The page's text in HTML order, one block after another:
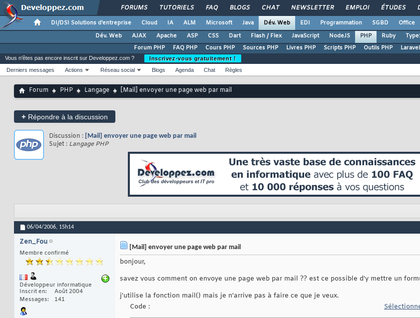
FORUMS TUTORIELS FAQ BLOGS CHAT NEWSLETTER EMPLOI ÉTUDES
DI/DSI Solutions d'entreprise Cloud IA ALM Microsoft Java Dév. Web EDI Programmation SGBD Office
Dév. Web
AJAX Apache ASP CSS Dart Flash / Flex JavaScript NodeJS PHP Ruby
Forum PHP
FAQ PHP Cours PHP Sources PHP Livres PHP Scripts PHP Outils PHP Laravel
Vous n'êtes pas encore inscrit sur Developpez.com ?
Inscrivez-vous gratuitement !
Derniers messages
Actions Réseau social Blogs Agenda Chat Règles
Forum PHP Langage [Mail] envoyer une page web par mail
+ Répondre à la discussion
Discussion : [Mail] envoyer une page web par mail
Sujet : Langage PHP
06/04/2006, 15h14
Zen_Fou
Membre confirmé
Développeur informatique
Inscrit en
Août 2004
Messages
141
[Mail] envoyer une page web par mail
bonjour,
savez vous comment on envoye une page web par mail ?? est ce possible d'y mettre un
j'utilise la fonction mail() mais je n'arrive pas à faire ce que je veux.
Code :